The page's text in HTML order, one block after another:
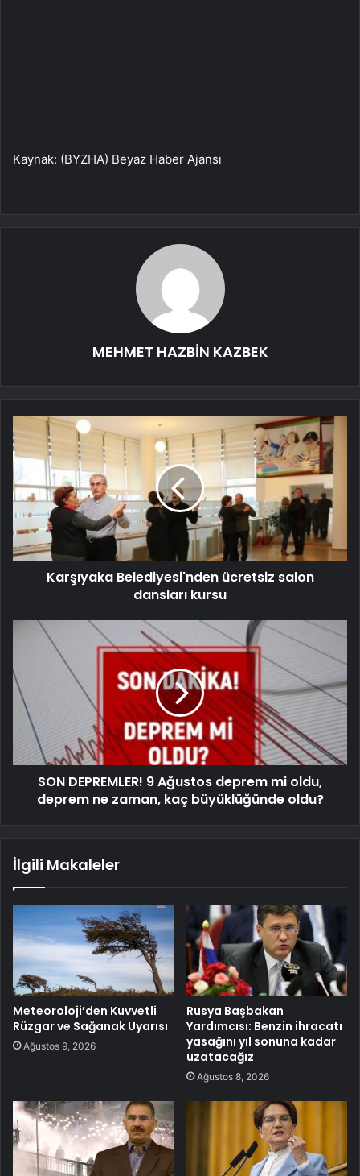
Kaynak: (BYZHA) Beyaz Haber Ajansı
MEHMET HAZBİN KAZBEK
Karşıyaka Belediyesi'nden ücretsiz salon
dansları kursu
SON DEPREMLER! 9 Ağustos deprem mi oldu,
deprem ne zaman, kaç büyüklüğünde oldu?
İlgili Makaleler
Meteoroloji’den Kuvvetli
Rüzgar ve Sağanak Uyarısı
Ağustos 9, 2026
Rusya Başbakan
Yardımcısı: Benzin ihracatı
yasağını yıl sonuna kadar
uzatacağız
Ağustos 8, 2026